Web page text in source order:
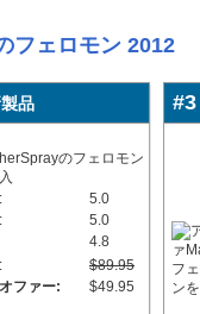
フェロモン 2012
品
5.0
5.0
4.8
$89.95
ファー:
$49.95
#3